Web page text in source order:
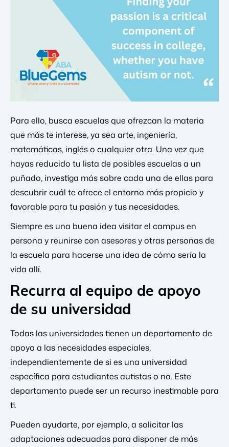
Para ello, busca escuelas que ofrezcan la materia
que más te interese, ya sea arte, ingeniería,
matemáticas, inglés o cualquier otra. Una vez que
hayas reducido tu lista de posibles escuelas a un
puñado, investiga más sobre cada una de ellas para
descubrir cuál te ofrece el entorno más propicio y
favorable para tu pasión y tus necesidades.
Siempre es una buena idea visitar el campus en
persona y reunirse con asesores y otras personas de
la escuela para hacerse una idea de cómo sería la
vida allí.
Recurra al equipo de apoyo
de su universidad
Todas las universidades tienen un departamento de
apoyo a las necesidades especiales,
independientemente de si es una universidad
específica para estudiantes autistas o no. Este
departamento puede ser un recurso inestimable para
ti.
Pueden ayudarte, por ejemplo, a solicitar las
adaptaciones adecuadas para disponer de más